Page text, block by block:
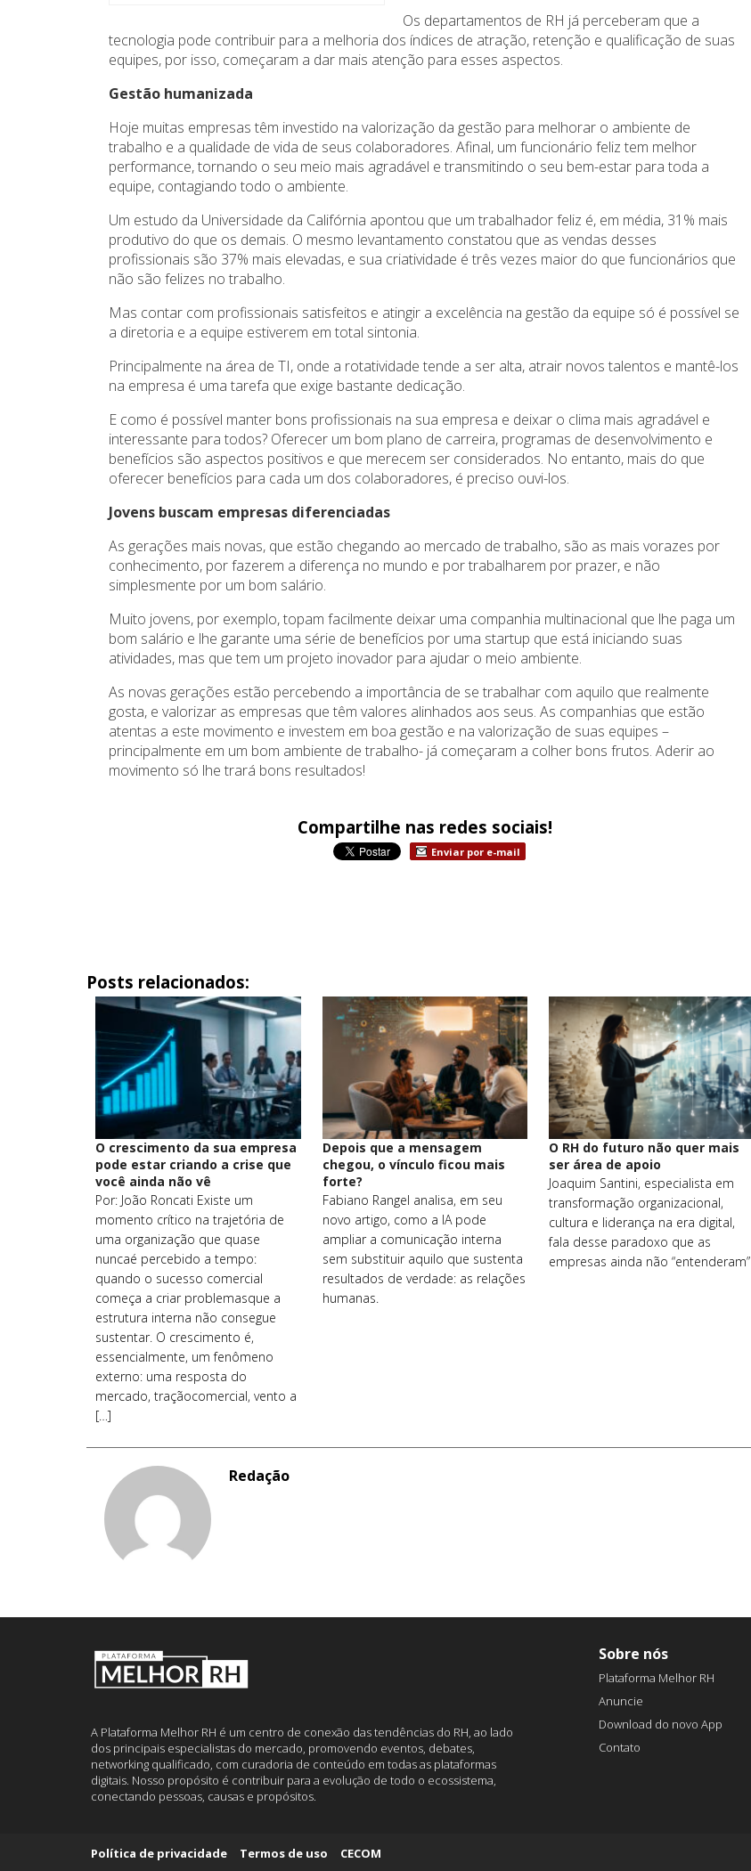
Os departamentos de RH já perceberam que a
tecnologia pode contribuir para a melhoria dos índices de atração, retenção e qualificação de suas
equipes, por isso, começaram a dar mais atenção para esses aspectos.
Gestão humanizada
Hoje muitas empresas têm investido na valorização da gestão para melhorar o ambiente de
trabalho e a qualidade de vida de seus colaboradores. Afinal, um funcionário feliz tem melhor
performance, tornando o seu meio mais agradável e transmitindo o seu bem-estar para toda a
equipe, contagiando todo o ambiente.
Um estudo da Universidade da Califórnia apontou que um trabalhador feliz é, em média, 31% mais
produtivo do que os demais. O mesmo levantamento constatou que as vendas desses
profissionais são 37% mais elevadas, e sua criatividade é três vezes maior do que funcionários que
não são felizes no trabalho.
Mas contar com profissionais satisfeitos e atingir a excelência na gestão da equipe só é possível se
a diretoria e a equipe estiverem em total sintonia.
Principalmente na área de TI, onde a rotatividade tende a ser alta, atrair novos talentos e mantê-los
na empresa é uma tarefa que exige bastante dedicação.
E como é possível manter bons profissionais na sua empresa e deixar o clima mais agradável e
interessante para todos? Oferecer um bom plano de carreira, programas de desenvolvimento e
benefícios são aspectos positivos e que merecem ser considerados. No entanto, mais do que
oferecer benefícios para cada um dos colaboradores, é preciso ouvi-los.
Jovens buscam empresas diferenciadas
As gerações mais novas, que estão chegando ao mercado de trabalho, são as mais vorazes por
conhecimento, por fazerem a diferença no mundo e por trabalharem por prazer, e não
simplesmente por um bom salário.
Muito jovens, por exemplo, topam facilmente deixar uma companhia multinacional que lhe paga um
bom salário e lhe garante uma série de benefícios por uma startup que está iniciando suas
atividades, mas que tem um projeto inovador para ajudar o meio ambiente.
As novas gerações estão percebendo a importância de se trabalhar com aquilo que realmente
gosta, e valorizar as empresas que têm valores alinhados aos seus. As companhias que estão
atentas a este movimento e investem em boa gestão e na valorização de suas equipes –
principalmente em um bom ambiente de trabalho- já começaram a colher bons frutos. Aderir ao
movimento só lhe trará bons resultados!
Compartilhe nas redes sociais!
Enviar por e-mail
Posts relacionados:
O crescimento da sua empresa
pode estar criando a crise que
você ainda não vê
Por: João Roncati Existe um
momento crítico na trajetória de
uma organização que quase
nuncaé percebido a tempo:
quando o sucesso comercial
começa a criar problemasque a
estrutura interna não consegue
sustentar. O crescimento é,
essencialmente, um fenômeno
externo: uma resposta do
mercado, traçãocomercial, vento a
[…]
Depois que a mensagem
chegou, o vínculo ficou mais
forte?
Fabiano Rangel analisa, em seu
novo artigo, como a IA pode
ampliar a comunicação interna
sem substituir aquilo que sustenta
resultados de verdade: as relações
humanas.
O RH do futuro não quer mais
ser área de apoio
Joaquim Santini, especialista em
transformação organizacional,
cultura e liderança na era digital,
fala desse paradoxo que as
empresas ainda não “entenderam”
Redação
A Plataforma Melhor RH é um centro de conexão das tendências do RH, ao lado
dos principais especialistas do mercado, promovendo eventos, debates,
networking qualificado, com curadoria de conteúdo em todas as plataformas
digitais. Nosso propósito é contribuir para a evolução de todo o ecossistema,
conectando pessoas, causas e propósitos.
Sobre nós
Plataforma Melhor RH
Anuncie
Download do novo App
Contato
Política de privacidade Termos de uso CECOM